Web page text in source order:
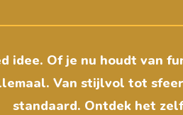
idee. Of je nu houdt van
Van stijlvol tot
standaard. Ontdek het